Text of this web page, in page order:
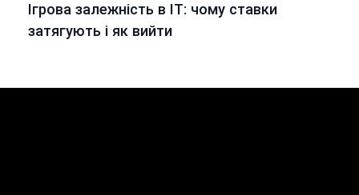
Ігрова залежність в ІТ: чому ставки
затягують і як вийти